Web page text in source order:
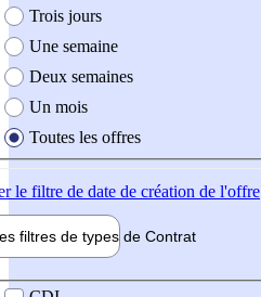
Trois jours
Une semaine
Deux semaines
Un mois
Toutes les offres
le filtre de date de création de l'offre
filtres de types de Contrat